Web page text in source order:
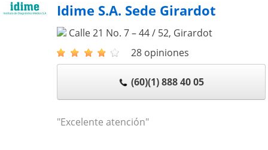
Idime S.A. Sede Girardot
Calle 21 No. 7 – 44 / 52, Girardot
28 opiniones
(60)(1) 888 40 05
"Excelente atención"